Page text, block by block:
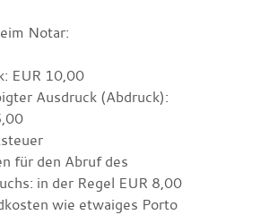
Notar:
EUR 10,00
Ausdruck (Abdruck):
für den Abruf des
in der Regel EUR 8,00
wie etwaiges Porto